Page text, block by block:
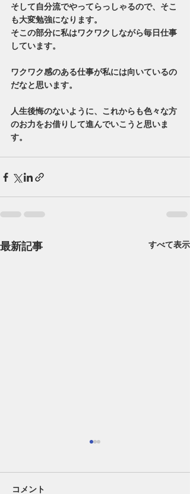
そして自分流でやってらっしゃるので、そこ
も大変勉強になります。
そこの部分に私はワクワクしながら毎日仕事
しています。
ワクワク感のある仕事が私には向いているの
だなと思います。
人生後悔のないように、これからも色々な方
のお力をお借りして進んでいこうと思いま
す。
最新記事 すべて表示
コメント